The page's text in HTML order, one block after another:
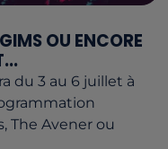
OU ENCORE
du 3 au 6 juillet à
The Avener ou